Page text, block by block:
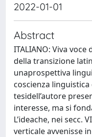
2022-01-01
Abstract
ITALIANO: Viva
della transizione
unaprospettiva
coscienza
tesidell’autore
interesse, ma si
L’ideache, nei secc.
verticale avvenisse